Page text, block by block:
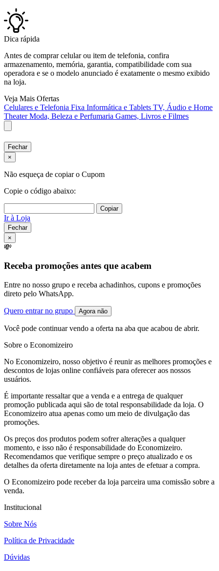
Dica rápida
Antes de comprar celular ou item de telefonia, confira
armazenamento, memória, garantia, compatibilidade com sua
operadora e se o modelo anunciado é exatamente o mesmo exibido
na loja.
Veja Mais Ofertas
Celulares e Telefonia Fixa Informática e Tablets TV, Áudio e Home
TheaterModa, Beleza e Perfumaria Games, Livros e Filmes
Fechar
×
Não esqueça de copiar o Cupom
Copie o código abaixo:
Copiar
Ir à Loja
Fechar
×
💸
Receba promoções antes que acabem
Entre no nosso grupo e receba achadinhos, cupons e promoções
direto pelo WhatsApp.
Quero entrar no grupo Agora não
Você pode continuar vendo a oferta na aba que acabou de abrir.
Sobre o Economizeiro
No Economizeiro, nosso objetivo é reunir as melhores promoções e
descontos de lojas online confiáveis para oferecer aos nossos
usuários.
É importante ressaltar que a venda e a entrega de qualquer
promoção publicada aqui são de total responsabilidade da loja. O
Economizeiro atua apenas como um meio de divulgação das
promoções.
Os preços dos produtos podem sofrer alterações a qualquer
momento, e isso não é responsabilidade do Economizeiro.
Recomendamos que verifique sempre o preço atualizado e os
detalhes da oferta diretamente na loja antes de efetuar a compra.
O Economizeiro pode receber da loja parceira uma comissão sobre a
venda.
Institucional
Sobre Nós
Política de Privacidade
Dúvidas